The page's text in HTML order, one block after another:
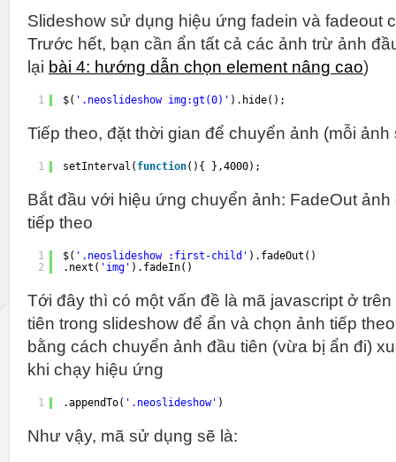
Slideshow sử dụng hiệu ứng fadein và fadeout
Trước hết, bạn cần ẩn tất cả các ảnh trừ ảnh
lại bài 4: hướng dẫn chọn element nâng cao)
1 $( '.neoslideshow img:gt(0)' ).hide();
Tiếp theo, đặt thời gian để chuyển ảnh (mỗi
1 setInterval( function(){ },4000);
Bắt đầu với hiệu ứng chuyển ảnh: FadeOut
tiếp theo
1
2
$( '.neoslideshow :first-child' ).fadeOut()
.next( 'img' ).fadeIn()
Tới đây thì có một vấn đề là mã javascript ở
tiên trong slideshow để ẩn và chọn ảnh tiếp
bằng cách chuyển ảnh đầu tiên (vừa bị ẩn đi)
khi chạy hiệu ứng
1 .appendTo( '.neoslideshow' )
Như vậy, mã sử dụng sẽ là: